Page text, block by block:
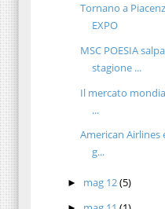
Tornano a
EXPO
MSC POESIA
stagione ...
Il mercato
...
American Airlines
g...
► mag 12(5)